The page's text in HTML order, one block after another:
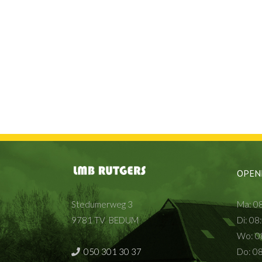
Stedumerweg 3
9781 TV BEDUM
050 301 30 37
Ma:
Di:
Wo:
Do: